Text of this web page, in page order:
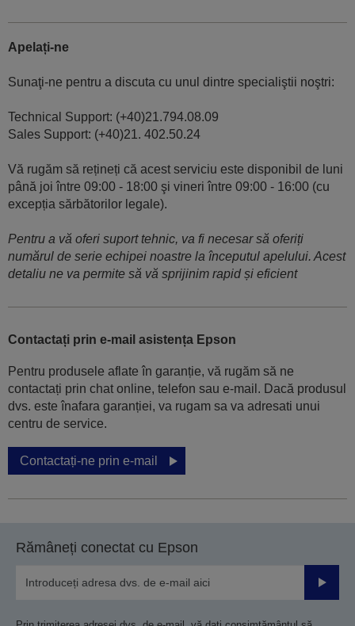
Apelați-ne
Sunaţi-ne pentru a discuta cu unul dintre specialiştii noştri:
Technical Support: (+40)21.794.08.09
Sales Support: (+40)21. 402.50.24
Vă rugăm să rețineți că acest serviciu este disponibil de luni
până joi între 09:00 - 18:00 şi vineri între 09:00 - 16:00 (cu
excepția sărbătorilor legale).
Pentru a vă oferi suport tehnic, va fi necesar să oferiți
numărul de serie echipei noastre la începutul apelului. Acest
detaliu ne va permite să vă sprijinim rapid și eficient
Contactați prin e-mail asistența Epson
Pentru produsele aflate în garanție, vă rugăm să ne
contactați prin chat online, telefon sau e-mail. Dacă produsul
dvs. este înafara garanției, va rugam sa va adresati unui
centru de service.
Contactați-ne prin e-mail
Rămâneți conectat cu Epson